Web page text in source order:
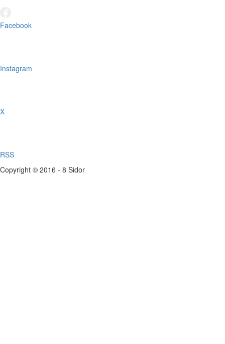
Facebook
Instagram
X
RSS
Copyright © 2016 - 8 Sidor